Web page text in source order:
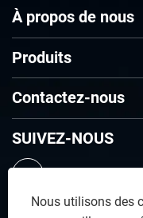
À propos de nous
Produits
Contactez-nous
SUIVEZ-NOUS
Nous utilisons des